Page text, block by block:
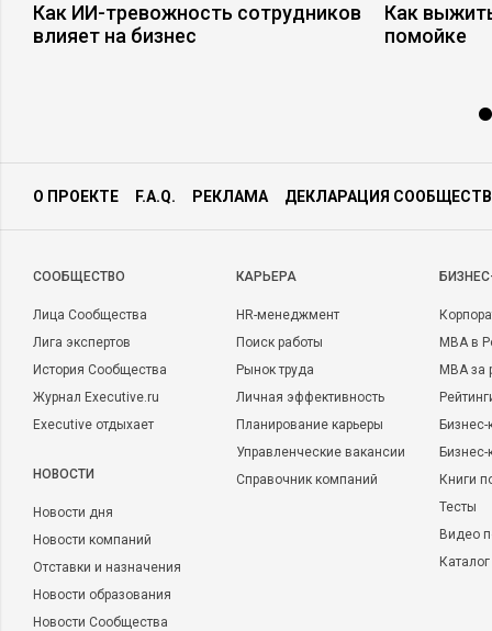
Как ИИ-тревожность сотрудников
влияет на бизнес
Как
помойке
О ПРОЕКТЕ F.A.Q. РЕКЛАМА ДЕКЛАРАЦИЯ
CООБЩЕСТВО
Лица Сообщества
Лига экспертов
История Сообщества
Журнал Executive.ru
Executive отдыхает
НОВОСТИ
Новости дня
Новости компаний
Отставки и назначения
Новости образования
Новости Сообщества
КАРЬЕРА
HR-менеджмент
Поиск работы
Рынок труда
Личная эффективность
Планирование карьеры
Управленческие вакансии
Справочник компаний
MBA в
MBA
Бизнес-
Книги
Тесты
Видео